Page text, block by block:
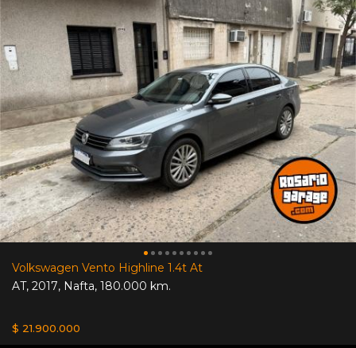
Volkswagen Vento Highline 1.4t At
AT, 2017, Nafta, 180.000 km.
$ 21.900.000